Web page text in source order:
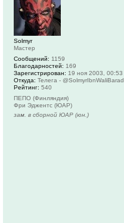
Solmyr
Мастер
Сообщений: 1159
Благодарностей: 169
Зарегистрирован: 19 ноя 2003, 00:53
Откуда: Телега - @SolmyrIbnWaliBarad
Рейтинг: 540
ПЕПО (Финляндия)
Фри Эджентс (ЮАР)
зам. в сборной ЮАР (юн.)